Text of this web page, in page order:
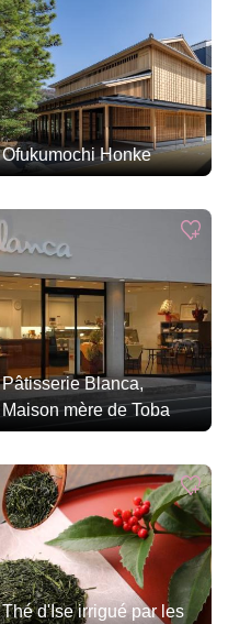
Ofukumochi Honke
Pâtisserie Blanca,
Maison mère de Toba
Thé d'Ise irrigué par les